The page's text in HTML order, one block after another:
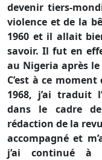
devenir tiers-
violence et de la
1960 et il allait
savoir. Il fut en
au Nigeria après
C’est à ce
1968, j’ai traduit
dans le cadre
rédaction de la
accompagné et
j’ai continué à